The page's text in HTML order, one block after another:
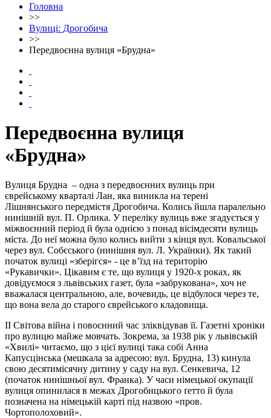
Головна
>>
Вулиці: Дрогобича
>>
Передвоєнна вулиця «Брудна»
Передвоєнна вулиця
«Брудна»
Вулиця Брудна – одна з передвоєнних вулиць при
єврейському кварталі Лан, яка виникла на терені
Лішнянського передмістя Дрогобича. Колись йшла паралельно
нинішній вул. П. Орлика. У переліку вулиць вже згадується у
міжвоєнний період й була однією з понад вісімдесяти вулиць
міста. До неї можна було колись вийти з кінця вул. Ковальської
через вул. Собєського (нинішня вул. Л. Українки). Як такий
початок вулиці «зберігся» - це в’їзд на територію
«Рукавички». Цікавим є те, що вулиця у 1920-х роках, як
довідуємося з львівських газет, була «забрукована», хоч не
вважалася центральною, але, вочевидь, це відбулося через те,
що вона вела до старого єврейського кладовища.
ІІ Світова війна і повоєнний час зліквідував її. Газетні хроніки
про вулицю майже мовчать. Зокрема, за 1938 рік у львівській
«Хвилі» читаємо, що з цієї вулиці така собі Анна
Капусцінська (мешкала за адресою: вул. Брудна, 13) кинула
свою десятимісячну дитину у саду на вул. Сенкевича, 12
(початок нинішньої вул. Франка). У часи німецької окупації
вулиця опинилася в межах Дрогобицького ґетто й була
позначена на німецькій карті під назвою «пров.
Чортополоховий».